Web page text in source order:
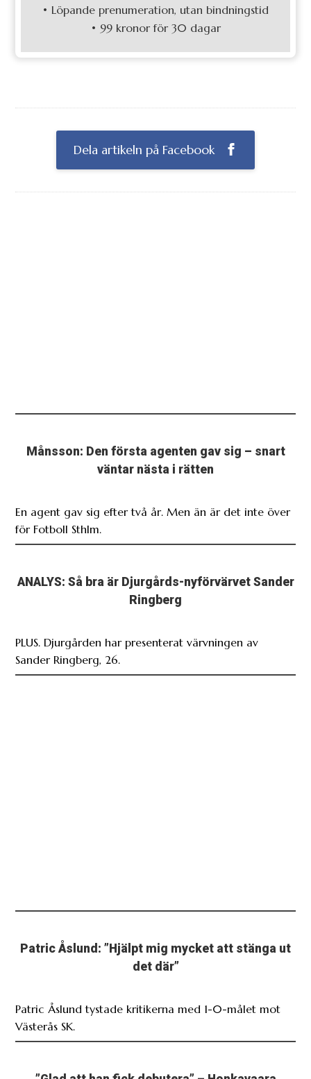
• Löpande prenumeration, utan bindningstid
• 99 kronor för 30 dagar
Dela artikeln på Facebook
Månsson: Den första agenten gav sig – snart
väntar nästa i rätten
En agent gav sig efter två år. Men än är det inte över
för Fotboll Sthlm.
ANALYS: Så bra är Djurgårds-nyförvärvet Sander
Ringberg
PLUS. Djurgården har presenterat värvningen av
Sander Ringberg, 26.
Patric Åslund: ”Hjälpt mig mycket att stänga ut
det där”
Patric Åslund tystade kritikerna med 1-0-målet mot
Västerås SK.